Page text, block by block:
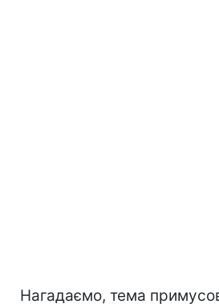
Нагадаємо, тема